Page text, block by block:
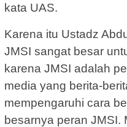
kata UAS.
Karena itu Ustadz
JMSI sangat besar
karena JMSI adalah
media yang berita-
mempengaruhi cara
besarnya peran JMSI.